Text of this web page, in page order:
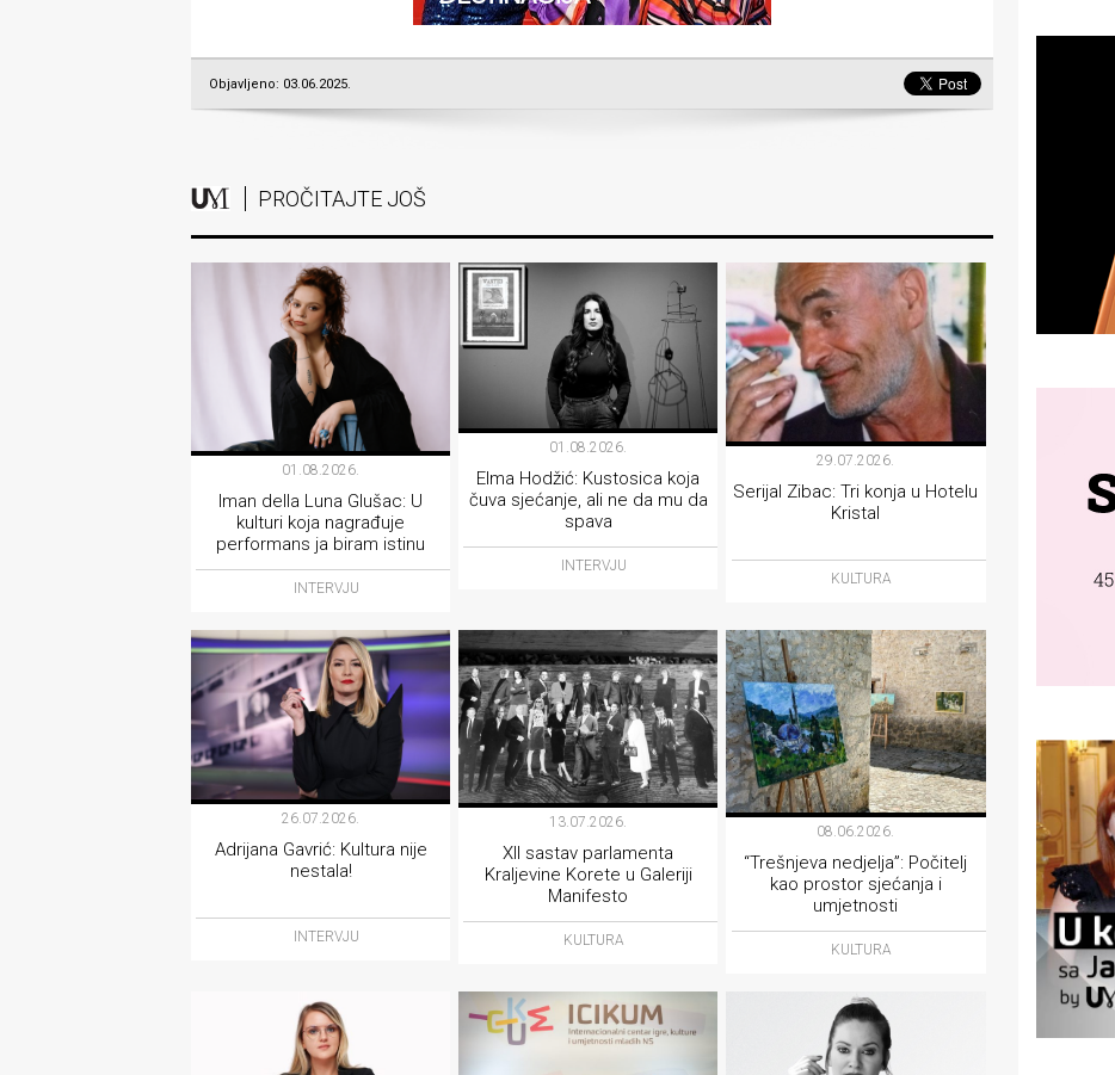
Objavljeno: 03.06.2025.
PROČITAJTE JOŠ
01.08.2026.
Iman della Luna Glušac: U
kulturi koja nagrađuje
performans ja biram istinu
INTERVJU
01.08.2026.
Elma Hodžić: Kustosica koja
čuva sjećanje, ali ne da mu da
spava
INTERVJU
29.07.2026.
Serijal Zibac: Tri konja u Hotelu
Kristal
KULTURA
26.07.2026.
Adrijana Gavrić: Kultura nije
nestala!
INTERVJU
13.07.2026.
XII sastav parlamenta
Kraljevine Korete u Galeriji
Manifesto
KULTURA
08.06.2026.
“Trešnjeva nedjelja”: Počitelj
kao prostor sjećanja i
umjetnosti
KULTURA